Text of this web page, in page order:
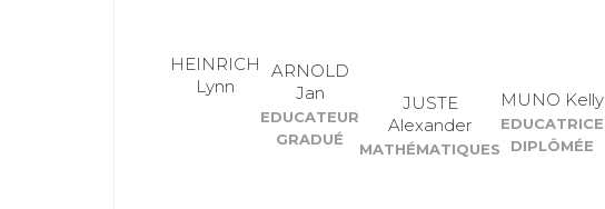
HEINRICH
Lynn
ARNOLD
Jan
EDUCATEUR
GRADUÉ
JUSTE
Alexander
MATHÉMATIQUES
MUNO Kelly
EDUCATRICE
DIPLÔMÉE